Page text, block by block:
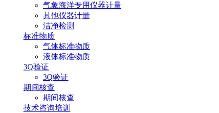
气象海洋专用仪器计量
其他仪器计量
洁净检测
标准物质
气体标准物质
液体标准物质
3Q验证
3Q验证
期间核查
期间核查
技术咨询培训